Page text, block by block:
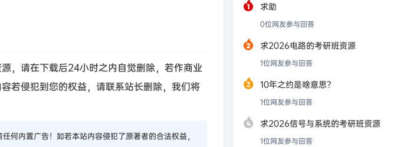
，请在下载后24小时之内自觉删除，若作商业
若侵犯到您的权益，请联系站长删除，我们将
何内置广告！如若本站内容侵犯了原著者的合法权益，
求助
0位网友参与回答
求2026电路的考研班资源
1位网友参与回答
10年之约是啥意思？
1位网友参与回答
求2026信号与系统的考研班资源
1位网友参与回答